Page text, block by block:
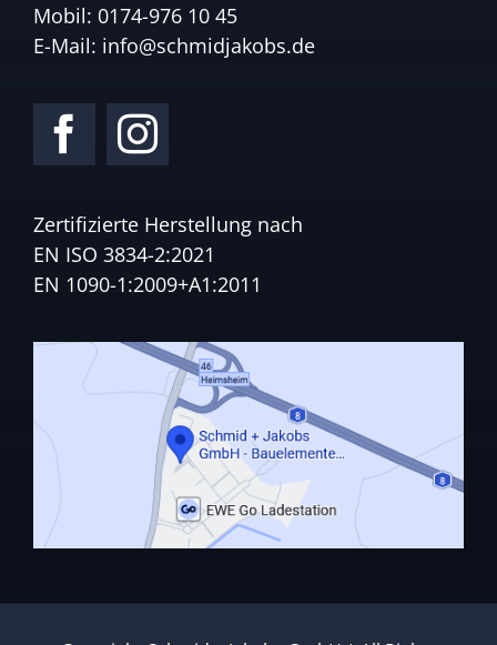
Mobil: 0174-976 10 45
E-Mail: info@schmidjakobs.de
Zertifizierte Herstellung nach
EN ISO 3834-2:2021
EN 1090-1:2009+A1:2011